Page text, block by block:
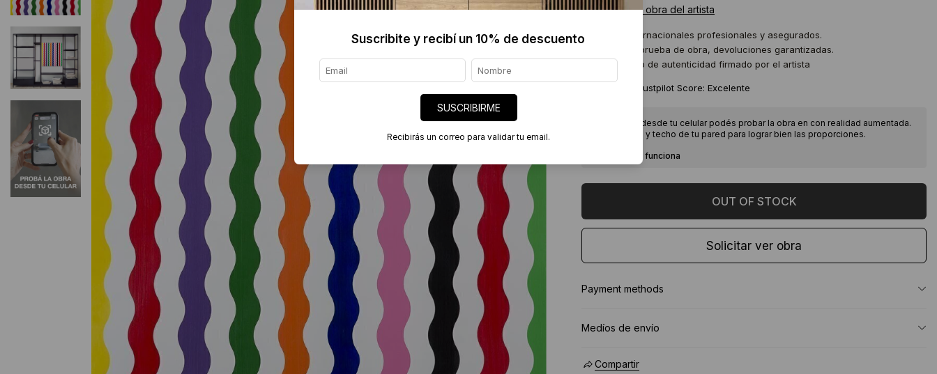
Ver toda la obra del artista
Envíos internacionales profesionales y asegurados.
7 días de prueba de obra, devoluciones garantizadas.
Certificado de autenticidad firmado por el artista
Trustpilot Score: Excelente
Ingresando desde tu celular podés probar la obra en con realidad aumentada.
Enfocar piso y techo de tu pared para lograr bien las proporciones.
Ver como funciona
Solicitar ver obra
Payment methods
Medíos de envío
Compartir
Suscribite y recibí un 10% de descuento
SUSCRIBIRME
Recibirás un correo para validar tu email.